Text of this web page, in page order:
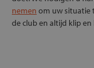
nemen om uw situatie
de club en altijd klip en